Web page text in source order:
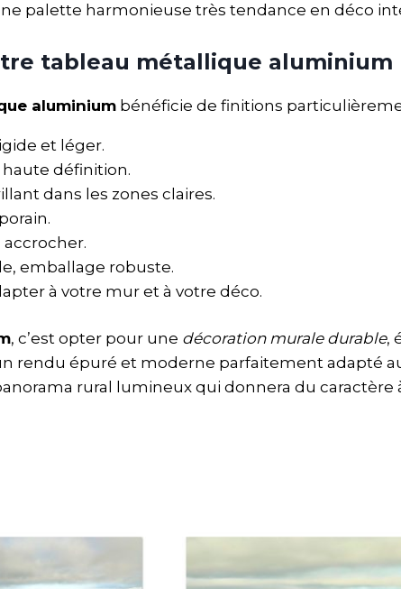
palette harmonieuse très tendance en déco
tableau métallique aluminium
aluminium bénéficie de finitions
et léger.
définition.
dans les zones claires.
emballage robuste.
à votre mur et à votre déco.
, c’est opter pour une décoration murale durable,
rendu épuré et moderne parfaitement adapté
rural lumineux qui donnera du caractère